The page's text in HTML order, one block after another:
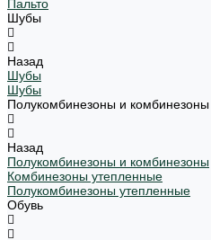
Пальто
Шубы
Назад
Шубы
Шубы
Полукомбинезоны и комбинезоны
Назад
Полукомбинезоны и комбинезоны
Комбинезоны утепленные
Полукомбинезоны утепленные
Обувь